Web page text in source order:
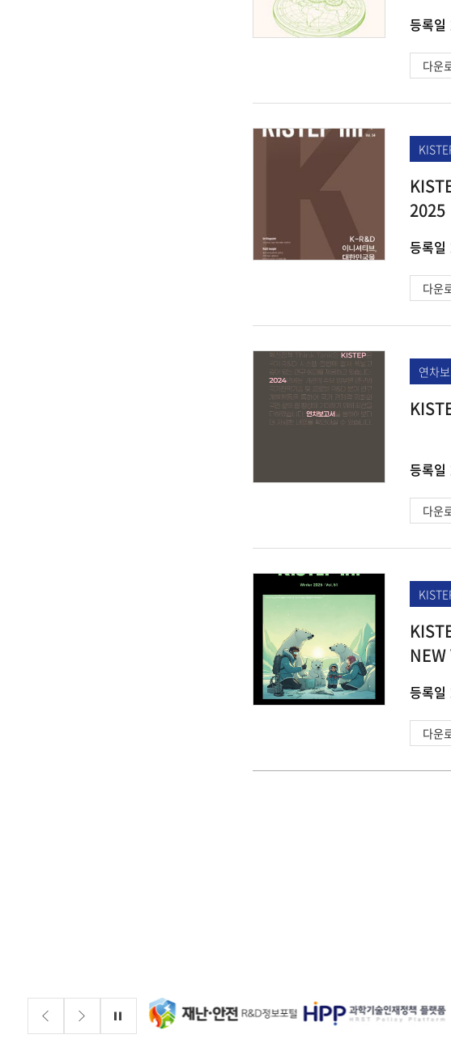
등록일
다운
2025
등록일
다운
연차
등록일
다운
등록일
다운
배너존 정지